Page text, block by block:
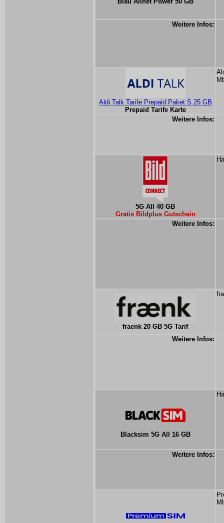
Weitere Infos:
Aldi Talk Tarife Prepaid Paket S 25 GB
Prepaid Tarife Karte
Weitere Infos:
5G All 40 GB
Gratis Bildplus Gutschein
Weitere Infos:
fraenk 20 GB 5G Tarif
Weitere Infos:
Blacksim 5G All 16 GB
Weitere Infos: